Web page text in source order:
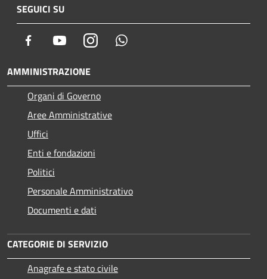
SEGUICI SU
Facebook YoutubeInstagram
AMMINISTRAZIONE
Organi di Governo
Aree Amministrative
Uffici
Enti e fondazioni
Politici
Personale Amministrativo
Documenti e dati
CATEGORIE DI SERVIZIO
Anagrafe e stato civile